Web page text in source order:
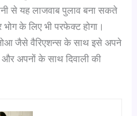
से यह लाजवाब पुलाव बना सकते
के लिए भी परफेक्ट होगा।
जैसे वैरिएशन्स के साथ इसे अपने
अपनों के साथ दिवाली की